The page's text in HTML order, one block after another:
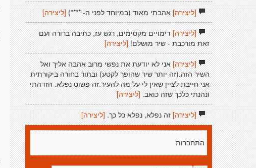
[ליצירה]אהבתי מאוד (במיוחד לפני ה- ****) [ליצירה]
[ליצירה]דימויים מקסימים, רגש עז, כתיבה ברורה ועם
זאת מורכבת - שיר מושלם! [ליצירה]
[ליצירה]אני לא יודעת את נפשי מרוב אהבה אליך ואל
השיר הזה.(זה יותר שיר שהופך לקטע) ובתור בחורה ביקורתית
אני חייבת לציין שאין לי על מה להעיר.זה פשוט נפלא. הזדהתי
ונהנתי כלכך שזה כואב.[ליצירה]
[ליצירה]זה נפלא, נפלא כל כך. [ליצירה]
התחברות